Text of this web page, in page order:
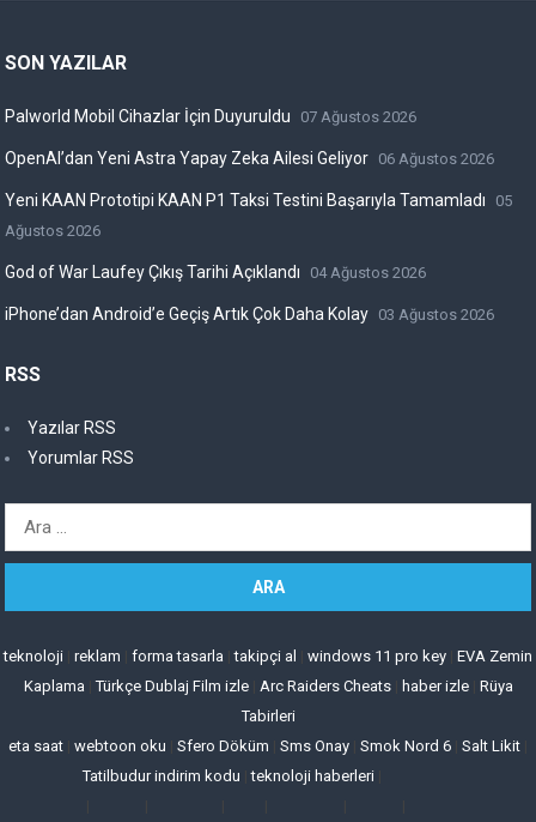
SON YAZILAR
Palworld Mobil Cihazlar İçin Duyuruldu 07 Ağustos 2026
OpenAI’dan Yeni Astra Yapay Zeka Ailesi Geliyor 06 Ağustos 2026
Yeni KAAN Prototipi KAAN P1 Taksi Testini Başarıyla Tamamladı
05
Ağustos 2026
God of War Laufey Çıkış Tarihi Açıklandı 04 Ağustos 2026
iPhone’dan Android’e Geçiş Artık Çok Daha Kolay 03 Ağustos 2026
RSS
Yazılar RSS
Yorumlar RSS
Arama:
teknoloji reklam forma tasarla |takipçi al windows 11 pro key EVA Zemin
Kaplama |Türkçe Dublaj Film izle| Arc Raiders Cheats| haber izle| Rüya
Tabirleri
eta saat webtoon oku Sfero Döküm Sms Onay Smok Nord 6 Salt Likit
Tatilbudur indirim kodu |teknoloji haberleri|